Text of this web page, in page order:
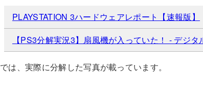
PLAYSTATION 3ハードウェアレポート【速報版】
【PS3分解実況3】扇風機が入っていた！ - デジタ
では、実際に分解した写真が載っています。